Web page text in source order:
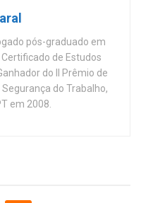
pós-graduado em
de Estudos
do II Prêmio de
do Trabalho,
em 2008.